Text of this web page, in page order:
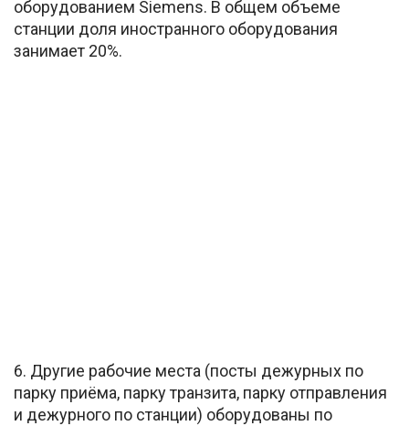
оборудованием Siemens. В общем объеме
станции доля иностранного оборудования
занимает 20%.
6. Другие рабочие места (посты дежурных по
парку приёма, парку транзита, парку отправления
и дежурного по станции) оборудованы по